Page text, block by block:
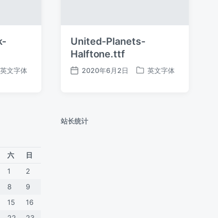
英文字体
United-Planets-
Halftone.ttf
发
2020年6月2日
发
英文字体
六
日
1
2
8
9
15
16
站长统计